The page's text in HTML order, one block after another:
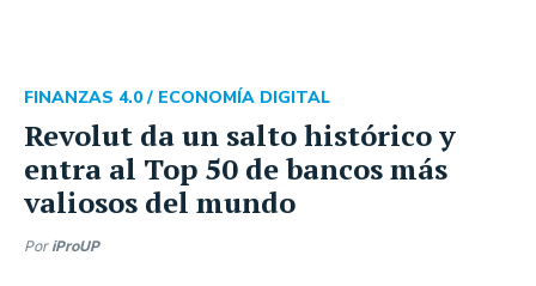
Revolut da un salto histórico y
entra al Top 50 de bancos más
valiosos del mundo
FINANZAS 4.0 / ECONOMÍA DIGITAL
Por iProUP